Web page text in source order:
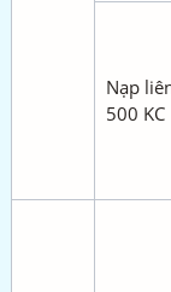
Nạp
500 KC